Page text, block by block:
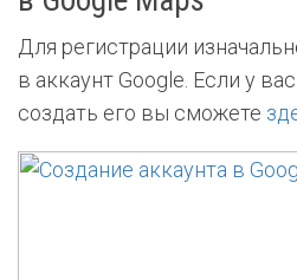
Для регистрации
в аккаунт Google. Если у
создать его вы сможете